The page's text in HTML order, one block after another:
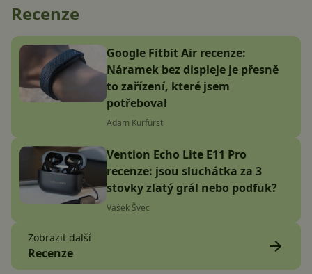
Recenze
Google Fitbit Air recenze:
Náramek bez displeje je přesně
to zařízení, které jsem
potřeboval
Adam Kurfürst
Vention Echo Lite E11 Pro
recenze: jsou sluchátka za 3
stovky zlatý grál nebo podfuk?
Vašek Švec
Zobrazit další
Recenze